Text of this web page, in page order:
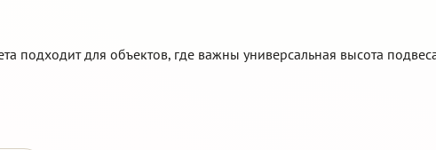
подходит для объектов, где важны универсальная высота